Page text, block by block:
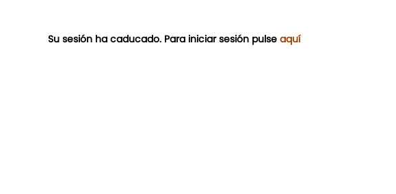
Su sesión ha caducado. Para iniciar sesión pulse aquí